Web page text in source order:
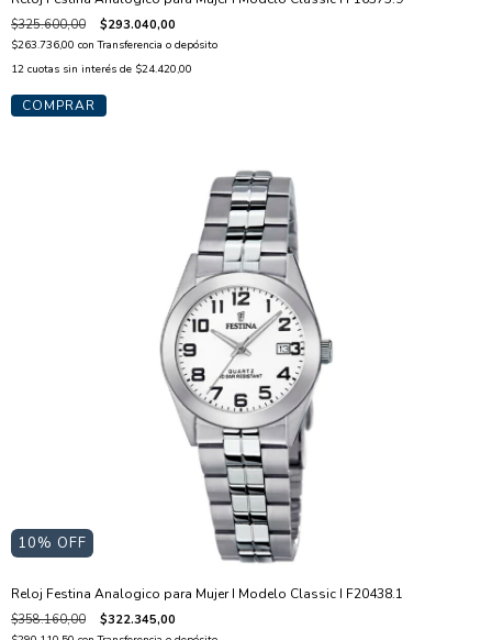
$325.600,00 $293.040,00
$263.736,00 con Transferencia o depósito
12 cuotas sin interés de $24.420,00
10% OFF
Reloj Festina Analogico para Mujer I Modelo Classic I F20438.1
$358.160,00 $322.345,00